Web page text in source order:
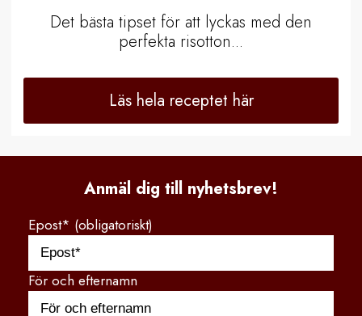
Det bästa tipset för att lyckas med den
perfekta risotton...
Läs hela receptet här
Anmäl dig till nyhetsbrev!
Epost* (obligatoriskt)
För och efternamn